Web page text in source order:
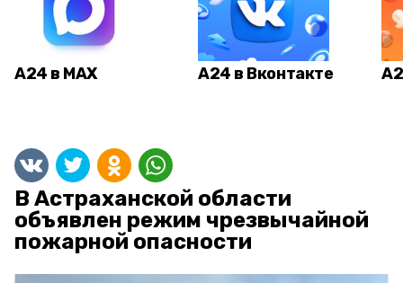
А24 в MAX А24 в Вконтакте
В Астраханской области
объявлен режим чрезвычайной
пожарной опасности